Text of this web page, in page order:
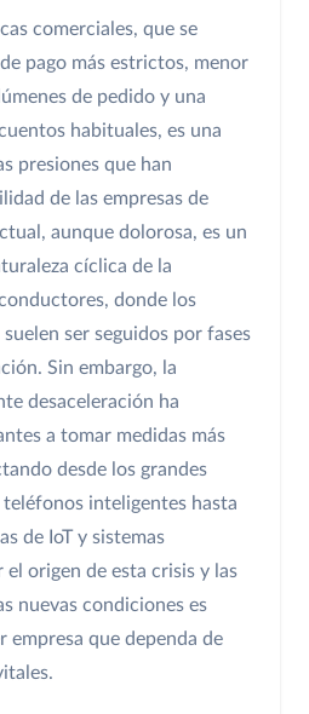
comerciales, que se
pago más estrictos, menor
de pedido y una
habituales, es una
presiones que han
de las empresas de
aunque dolorosa, es un
cíclica de la
donde los
ser seguidos por fases
Sin embargo, la
desaceleración ha
a tomar medidas más
desde los grandes
inteligentes hasta
de IoT y sistemas
el origen de esta crisis y las
nuevas condiciones es
empresa que dependa de